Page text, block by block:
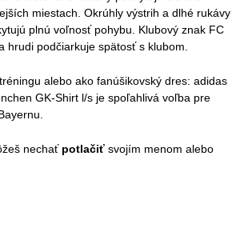
miestach. Okrúhly výstrih a dlhé rukávy
plnú voľnosť pohybu. Klubový znak FC
hrudi podčiarkuje spätosť s klubom.
alebo ako fanúšikovský dres: adidas
GK-Shirt l/s je spoľahlivá voľba pre
nechať potlačiť svojím menom alebo